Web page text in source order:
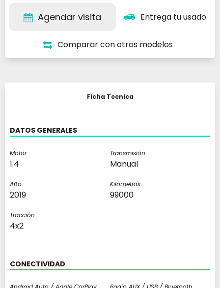
Entrega tu usado
Agendar visita
Comparar con otros modelos
Ficha Tecnica
DATOS GENERALES
Motor
1.4
Transmisión
Manual
Año
2019
Kilometros
99000
Tracción
4x2
CONECTIVIDAD